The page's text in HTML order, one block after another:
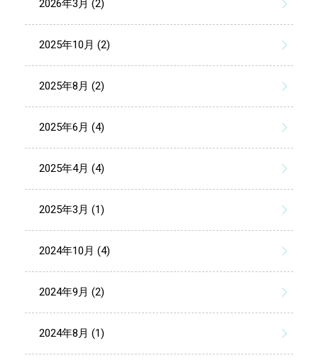
2026年3月 (2)
2025年10月 (2)
2025年8月 (2)
2025年6月 (4)
2025年4月 (4)
2025年3月 (1)
2024年10月 (4)
2024年9月 (2)
2024年8月 (1)